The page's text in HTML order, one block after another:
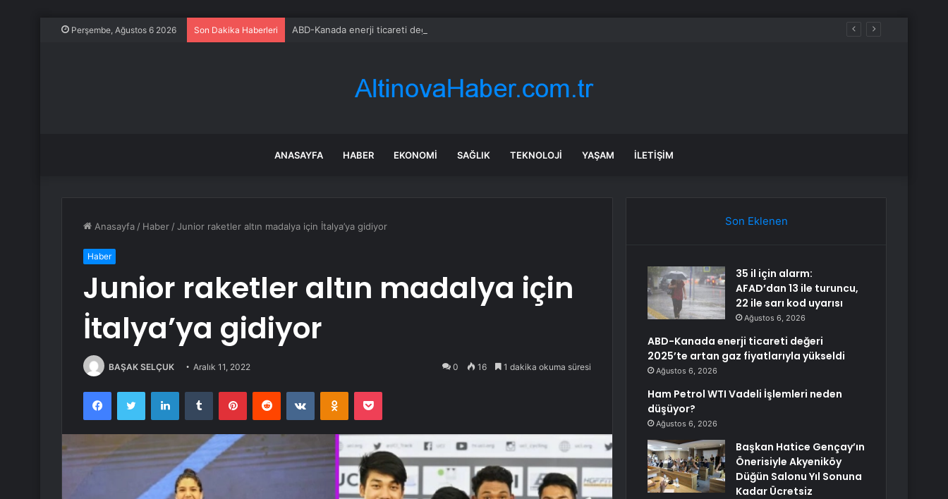
Perşembe, Ağustos 6 2026 Son Dakika Haberleri ABD-Kanada enerji ticareti değeri 2025’te artan gaz fiyatlarıyla yükseldi
ANASAYFA HABER EKONOMI SAĞLIK TEKNOLOJI YAŞAM İLETIŞIM
Anasayfa / Haber /Junior raketler altın madalya için İtalya’ya gidiyor
Haber
Junior raketler altın madalya için
İtalya’ya gidiyor
BAŞAK SELÇUK Aralık 11, 2022 0 16 1 dakika okuma süresi
FacebookTwitter LinkedInTumblr PinterestReddit VKontakteOdnoklassniki
Pocket
Son Eklenen
35 il için alarm:
AFAD’dan 13 ile turuncu,
22 ile sarı kod uyarısı
Ağustos 6, 2026
ABD-Kanada enerji ticareti değeri
2025’te artan gaz fiyatlarıyla yükseldi
Ağustos 6, 2026
Ham Petrol WTI Vadeli İşlemleri neden
düşüyor?
Ağustos 6, 2026
Başkan Hatice Gençay’ın
Önerisiyle Akyeniköy
Düğün Salonu Yıl Sonuna
Kadar Ücretsiz